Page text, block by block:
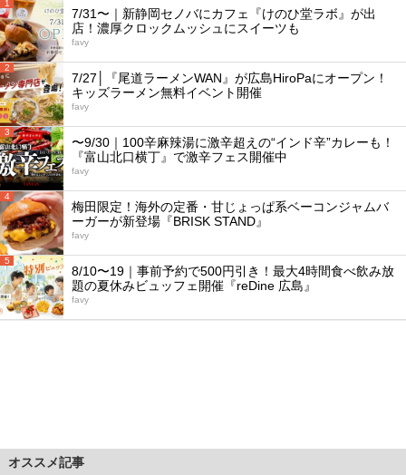
1
7/31〜｜新静岡セノバにカフェ『けのひ堂ラボ』が出
店！濃厚クロックムッシュにスイーツも
favy
2
7/27│『尾道ラーメンWAN』が広島HiroPaにオープン！
キッズラーメン無料イベント開催
favy
3
〜9/30｜100辛麻辣湯に激辛超えの“インド辛”カレーも！
『富山北口横丁』で激辛フェス開催中
favy
4
梅田限定！海外の定番・甘じょっぱ系ベーコンジャムバ
ーガーが新登場『BRISK STAND』
favy
5
8/10〜19｜事前予約で500円引き！最大4時間食べ飲み放
題の夏休みビュッフェ開催『reDine 広島』
favy
オススメ記事